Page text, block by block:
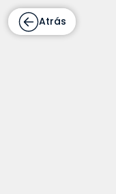
Atrás